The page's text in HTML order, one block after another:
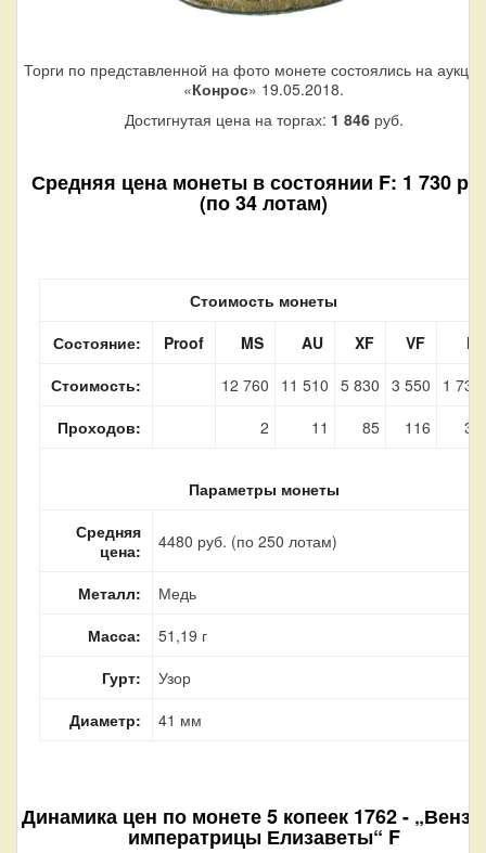
Торги по представленной на фото монете состоялись на
«Конрос» 19.05.2018.
Достигнутая цена на торгах: 1 846руб.
Средняя цена монеты в состоянии F: 1 730
(по 34 лотам)
Стоимость монеты
Состояние:
Proof MS AU XF VF
F
Стоимость:
12 760 11 510 5 830 3 550
1 730
Проходов:
2 11 85 116 34
Параметры монеты
Средняя
цена:
4480 руб. (по 250 лотам)
Металл:
Медь
Масса:
51,19 г
Гурт:
Узор
Диаметр:
41 мм
Динамика цен по монете5 копеек 1762 -
императрицы Елизаветы“ F